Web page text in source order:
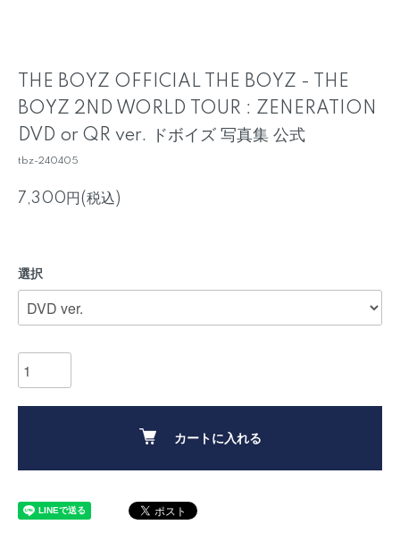
THE BOYZ OFFICIAL THE BOYZ - THE
BOYZ 2ND WORLD TOUR : ZENERATION
DVD or QR ver. ドボイズ 写真集 公式
tbz-240405
7,300円(税込)
選択
カートに入れる